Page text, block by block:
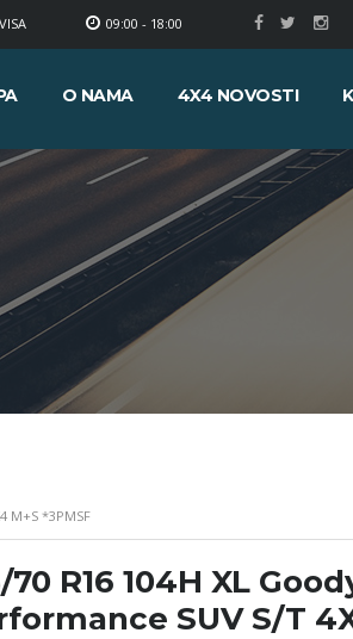
09:00 - 18:00
O NAMA 4X4 NOVOSTI
M+S *3PMSF
70 R16 104H XL
SUV S/T